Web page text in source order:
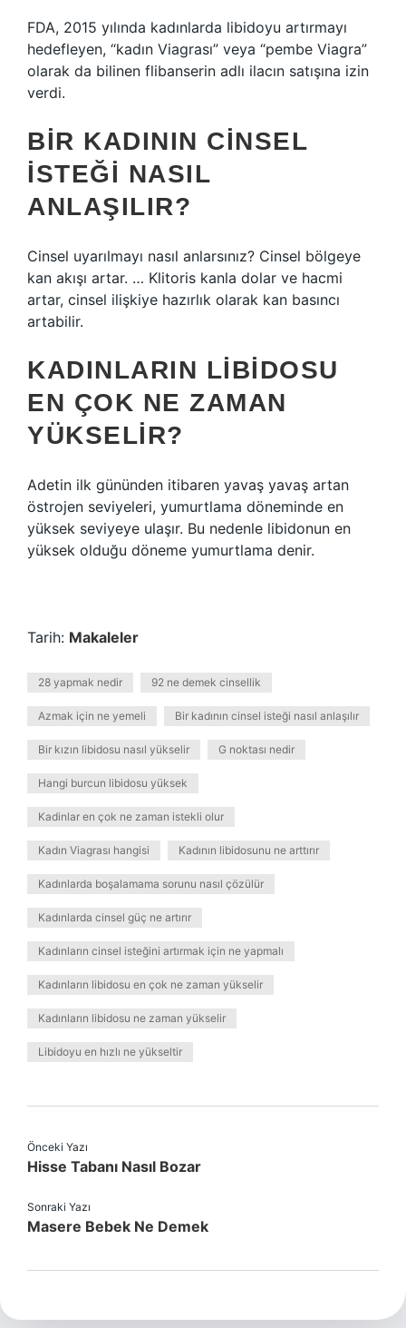
FDA, 2015 yılında kadınlarda libidoyu artırmayı
hedefleyen, “kadın Viagrası” veya “pembe Viagra”
olarak da bilinen flibanserin adlı ilacın satışına izin
verdi.
BIR KADININ CINSEL
ISTEĞI NASIL
ANLAŞILIR?
Cinsel uyarılmayı nasıl anlarsınız? Cinsel bölgeye
kan akışı artar. … Klitoris kanla dolar ve hacmi
artar, cinsel ilişkiye hazırlık olarak kan basıncı
artabilir.
KADINLARIN LIBIDOSU
EN ÇOK NE ZAMAN
YÜKSELIR?
Adetin ilk gününden itibaren yavaş yavaş artan
östrojen seviyeleri, yumurtlama döneminde en
yüksek seviyeye ulaşır. Bu nedenle libidonun en
yüksek olduğu döneme yumurtlama denir.
Tarih: Makaleler
28 yapmak nedir 92 ne demek cinsellik
Azmak için ne yemeli Bir kadının cinsel isteği nasıl anlaşılır
Bir kızın libidosu nasıl yükselir G noktası nedir
Hangi burcun libidosu yüksek
Kadinlar en çok ne zaman istekli olur
Kadın Viagrası hangisi Kadının libidosunu ne arttırır
Kadınlarda boşalamama sorunu nasıl çözülür
Kadınlarda cinsel güç ne artırır
Kadınların cinsel isteğini artırmak için ne yapmalı
Kadınların libidosu en çok ne zaman yükselir
Kadınların libidosu ne zaman yükselir
Libidoyu en hızlı ne yükseltir
Önceki Yazı
Hisse Tabanı Nasıl Bozar
Sonraki Yazı
Masere Bebek Ne Demek